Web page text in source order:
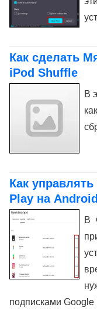
Как сделать
iPod Shuffle
В
Как
Play на Android
В
подписками Google